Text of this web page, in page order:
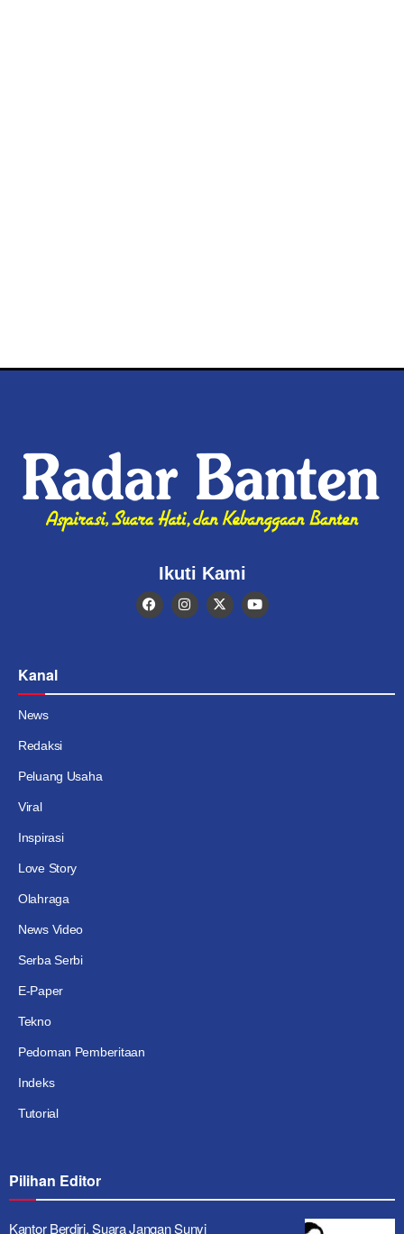
Ikuti Kami
Kanal
News
Redaksi
Peluang Usaha
Viral
Inspirasi
Love Story
Olahraga
News Video
Serba Serbi
E-Paper
Tekno
Pedoman Pemberitaan
Indeks
Tutorial
Pilihan Editor
Kantor Berdiri, Suara Jangan Sunyi